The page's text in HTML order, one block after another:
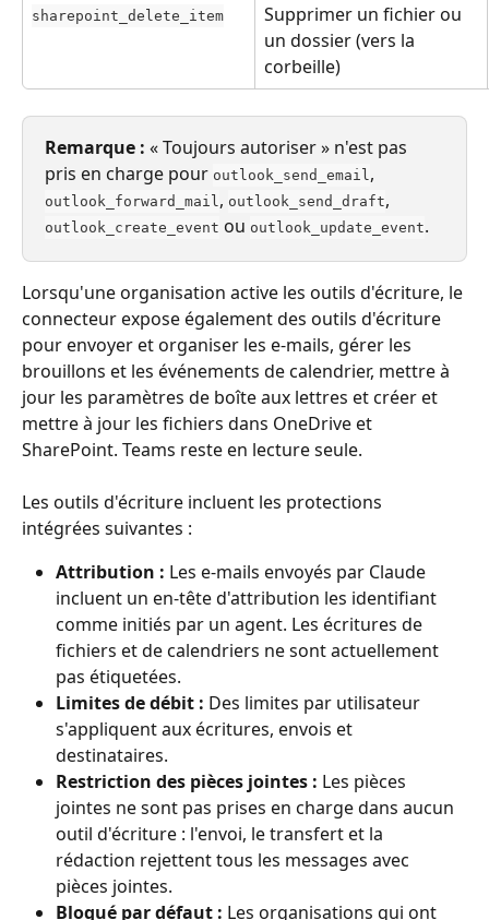
sharepoint_delete_item
Supprimer un fichier ou
un dossier (vers la
corbeille)
Remarque : « Toujours autoriser » n'est pas
pris en charge pour outlook_send_email ,
outlook_forward_mail , outlook_send_draft,
outlook_create_event ou outlook_update_event.
Lorsqu'une organisation active les outils d'écriture, le
connecteur expose également des outils d'écriture
pour envoyer et organiser les e-mails, gérer les
brouillons et les événements de calendrier, mettre à
jour les paramètres de boîte aux lettres et créer et
mettre à jour les fichiers dans OneDrive et
SharePoint. Teams reste en lecture seule.
Les outils d'écriture incluent les protections
intégrées suivantes :
Attribution : Les e-mails envoyés par Claude
incluent un en-tête d'attribution les identifiant
comme initiés par un agent. Les écritures de
fichiers et de calendriers ne sont actuellement
pas étiquetées.
Limites de débit : Des limites par utilisateur
s'appliquent aux écritures, envois et
destinataires.
Restriction des pièces jointes : Les pièces
jointes ne sont pas prises en charge dans aucun
outil d'écriture : l'envoi, le transfert et la
rédaction rejettent tous les messages avec
pièces jointes.
Bloqué par défaut : Les organisations qui ont